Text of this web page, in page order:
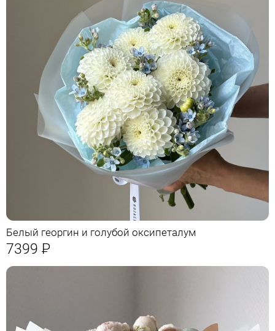
Белый георгин и голубой оксипеталум
7399 Р